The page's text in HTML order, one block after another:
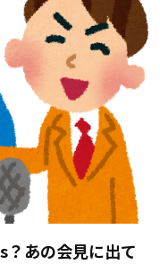
あの会見に出て